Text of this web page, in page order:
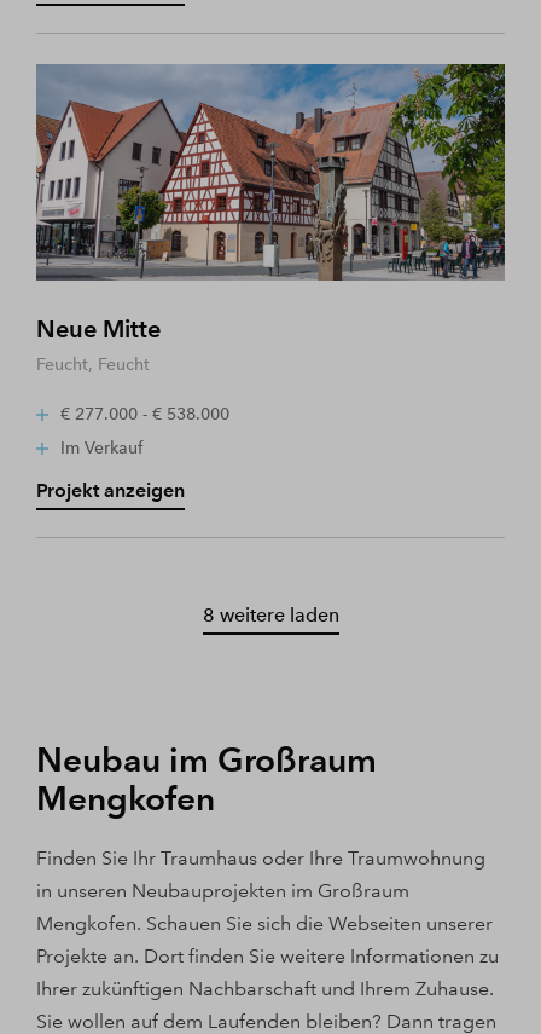
Neue Mitte
Feucht, Feucht
€ 277.000 - € 538.000
Im Verkauf
Projekt anzeigen
8 weitere laden
Neubau im Großraum
Mengkofen
Finden Sie Ihr Traumhaus oder Ihre Traumwohnung
in unseren Neubauprojekten im Großraum
Mengkofen. Schauen Sie sich die Webseiten unserer
Projekte an. Dort finden Sie weitere Informationen zu
Ihrer zukünftigen Nachbarschaft und Ihrem Zuhause.
Sie wollen auf dem Laufenden bleiben? Dann tragen